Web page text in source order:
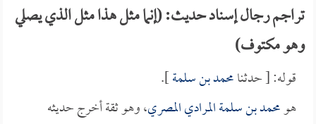
تراجم رجال إسناد حديث: (إنما مثل هذا مثل الذي يصلي
وهو مكتوف)
قوله: [ حدثنامحمد بن سلمة].
هومحمد بن سلمة المرادي المصري، وهو ثقة أخرج حديثه